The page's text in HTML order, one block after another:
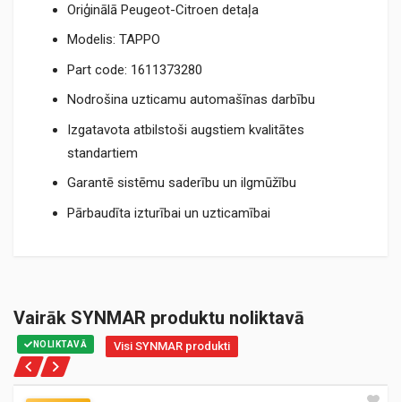
Oriģinālā Peugeot-Citroen detaļa
Modelis: TAPPO
Part code: 1611373280
Nodrošina uzticamu automašīnas darbību
Izgatavota atbilstoši augstiem kvalitātes
standartiem
Garantē sistēmu saderību un ilgmūžību
Pārbaudīta izturībai un uzticamībai
Vairāk SYNMAR produktu noliktavā
NOLIKTAVĀ Visi SYNMAR produkti